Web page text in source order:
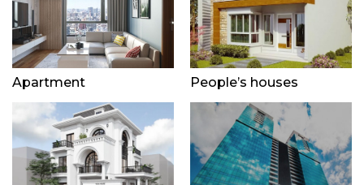
Apartment People’s houses